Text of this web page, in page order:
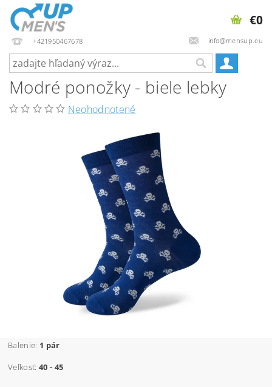
+421950467678 info@mensup.eu
€0
Modré ponožky - biele lebky
Neohodnotené
Balenie: 1 pár
Veľkosť: 40 - 45